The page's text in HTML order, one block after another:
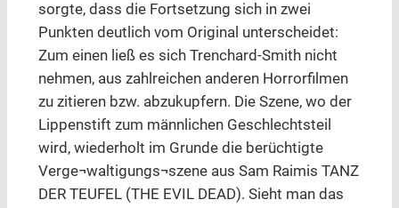
sorgte, dass die Fortsetzung sich in zwei
Punkten deutlich vom Original unterscheidet:
Zum einen ließ es sich Trenchard-Smith nicht
nehmen, aus zahlreichen anderen Horrorfilmen
zu zitieren bzw. abzukupfern. Die Szene, wo der
Lippenstift zum männlichen Geschlechtsteil
wird, wiederholt im Grunde die berüchtigte
Verge¬waltigungs¬szene aus Sam Raimis TANZ
DER TEUFEL (THE EVIL DEAD). Sieht man das